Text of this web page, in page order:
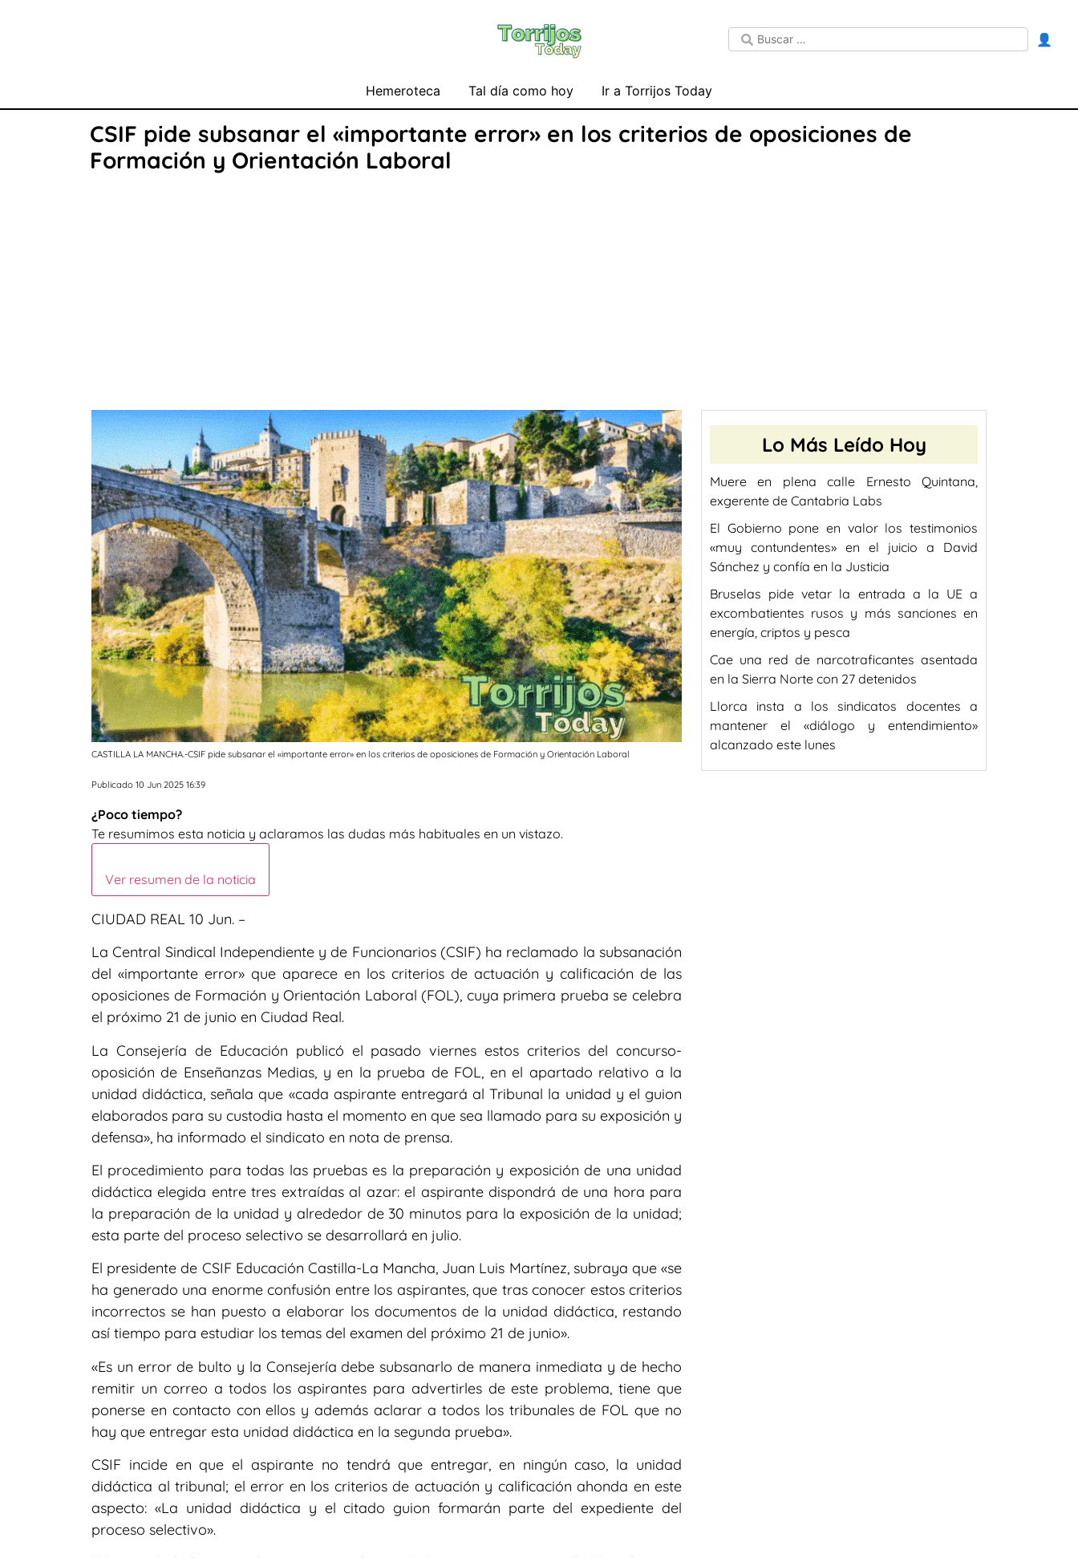
👤
Hemeroteca Tal día como hoy Ir a Torrijos Today
CSIF pide subsanar el «importante error» en los criterios de oposiciones de
Formación y Orientación Laboral
CASTILLA LA MANCHA.-CSIF pide subsanar el «importante error» en los criterios de oposiciones de Formación y Orientación Laboral
Publicado 10 Jun 2025 16:39
¿Poco tiempo?
Te resumimos esta noticia y aclaramos las dudas más habituales en un vistazo.
Ver resumen de la noticia
CIUDAD REAL 10 Jun. –
La Central Sindical Independiente y de Funcionarios (CSIF) ha reclamado la subsanación
del «importante error» que aparece en los criterios de actuación y calificación de las
oposiciones de Formación y Orientación Laboral (FOL), cuya primera prueba se celebra
el próximo 21 de junio en Ciudad Real.
La Consejería de Educación publicó el pasado viernes estos criterios del concurso-
oposición de Enseñanzas Medias, y en la prueba de FOL, en el apartado relativo a la
unidad didáctica, señala que «cada aspirante entregará al Tribunal la unidad y el guion
elaborados para su custodia hasta el momento en que sea llamado para su exposición y
defensa», ha informado el sindicato en nota de prensa.
El procedimiento para todas las pruebas es la preparación y exposición de una unidad
didáctica elegida entre tres extraídas al azar: el aspirante dispondrá de una hora para
la preparación de la unidad y alrededor de 30 minutos para la exposición de la unidad;
esta parte del proceso selectivo se desarrollará en julio.
El presidente de CSIF Educación Castilla-La Mancha, Juan Luis Martínez, subraya que «se
ha generado una enorme confusión entre los aspirantes, que tras conocer estos criterios
incorrectos se han puesto a elaborar los documentos de la unidad didáctica, restando
así tiempo para estudiar los temas del examen del próximo 21 de junio».
«Es un error de bulto y la Consejería debe subsanarlo de manera inmediata y de hecho
remitir un correo a todos los aspirantes para advertirles de este problema, tiene que
ponerse en contacto con ellos y además aclarar a todos los tribunales de FOL que no
hay que entregar esta unidad didáctica en la segunda prueba».
CSIF incide en que el aspirante no tendrá que entregar, en ningún caso, la unidad
didáctica al tribunal; el error en los criterios de actuación y calificación ahonda en este
aspecto: «La unidad didáctica y el citado guion formarán parte del expediente del
proceso selectivo».
Lo Más Leído Hoy
Muere en plena calle Ernesto Quintana,
exgerente de Cantabria Labs
El Gobierno pone en valor los testimonios
«muy contundentes» en el juicio a David
Sánchez y confía en la Justicia
Bruselas pide vetar la entrada a la UE a
excombatientes rusos y más sanciones en
energía, criptos y pesca
Cae una red de narcotraficantes asentada
en la Sierra Norte con 27 detenidos
Llorca insta a los sindicatos docentes a
mantener el «diálogo y entendimiento»
alcanzado este lunes